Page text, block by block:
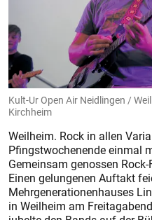
Kult-Ur Open Air Neidlingen /
Kirchheim
Weilheim. Rock in allen
Pfingstwochenende einmal
Gemeinsam genossen
Einen gelungenen Auftakt
Mehrgenerationenhauses
in Weilheim am